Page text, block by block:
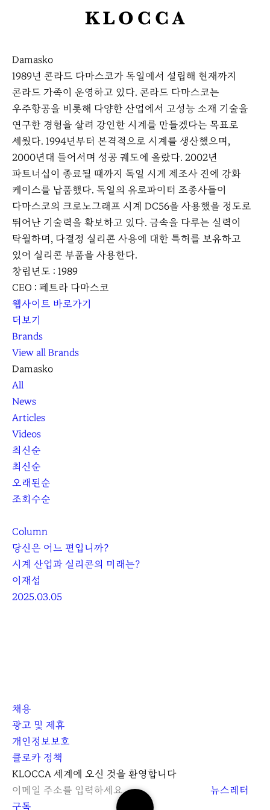
K
C
A
검
Damasko
1989년 콘라드 다마스코가 독일에서 설립해 현재까지
콘라드 가족이 운영하고 있다. 콘라드 다마스코는
우주항공을 비롯해 다양한 산업에서 고성능 소재 기술을
연구한 경험을 살려 강인한 시계를 만들겠다는 목표로
세웠다. 1994년부터 본격적으로 시계를 생산했으며,
2000년대 들어서며 성공 궤도에 올랐다. 2002년
파트너십이 종료될 때까지 독일 시계 제조사 진에 강화
케이스를 납품했다. 독일의 유로파이터 조종사들이
다마스코의 크로노그래프 시계 DC56을 사용했을 정도로
뛰어난 기술력을 확보하고 있다. 금속을 다루는 실력이
탁월하며, 다결정 실리콘 사용에 대한 특허를 보유하고
있어 실리콘 부품을 사용한다.
창립년도 : 1989
CEO : 페트라 다마스코
웹사이트 바로가기
더보기
Brands
View all Brands
Damasko
All
News
Articles
Videos
최신순
최신순
오래된순
조회수순
Column
당신은 어느 편입니까?
시계 산업과 실리콘의 미래는?
이재섭
2025.03.05
채용
광고 및 제휴
개인정보보호
클로카 정책
I
n
s
Y
o
u
K
L
O
KLOCCA 세계에 오신 것을 환영합니다
뉴스레터
구독